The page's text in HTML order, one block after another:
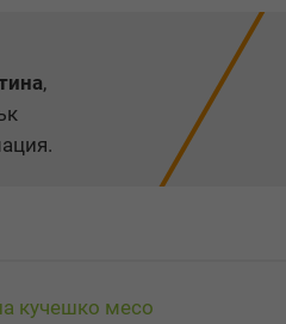
,
кучешко месо